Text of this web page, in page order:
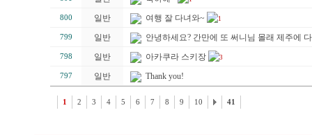
800 일반 여행 잘 다녀와~ 1
799 일반 안녕하세요? 간만에 또 써니님 몰래 제주에
798 일반 아카쿠라 스키장 3
797 일반 Thank you!
1 2 3 4 5 6 7 8 9 10 41